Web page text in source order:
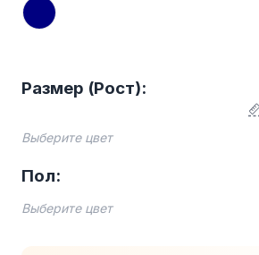
Размер (Рост):
Выберите цвет
Пол:
Выберите цвет